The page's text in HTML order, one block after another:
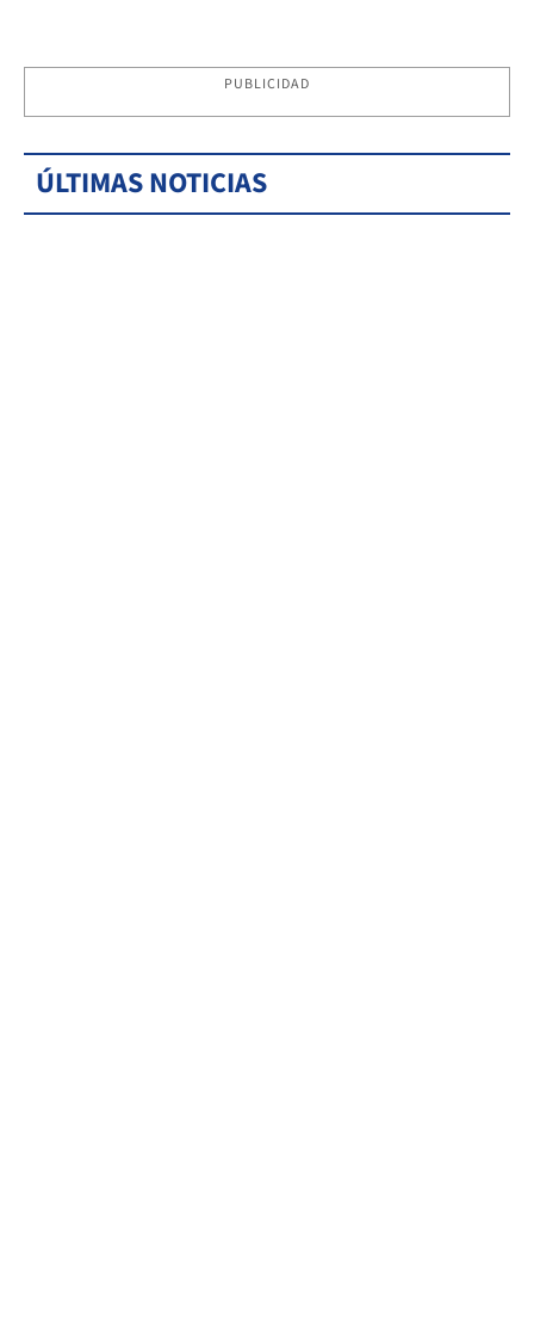
PUBLICIDAD
ÚLTIMAS NOTICIAS